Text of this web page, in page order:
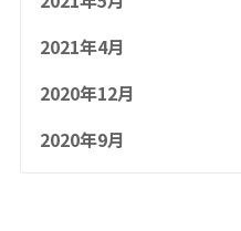
2021年4月
2020年12月
2020年9月